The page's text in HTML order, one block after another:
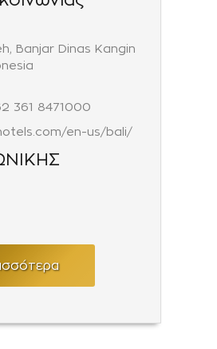
Banjar Dinas Kangin
361 8471000
en-us/bali/